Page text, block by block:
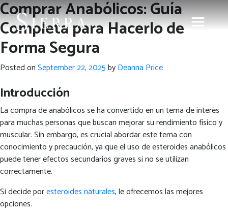
Comprar Anabólicos: Guía
Completa para Hacerlo de
Forma Segura
Posted onSeptember 22, 2025byDeanna Price
Introducción
La compra de anabólicos se ha convertido en un tema de interés
para muchas personas que buscan mejorar su rendimiento físico y
muscular. Sin embargo, es crucial abordar este tema con
conocimiento y precaución, ya que el uso de esteroides anabólicos
puede tener efectos secundarios graves si no se utilizan
correctamente.
Si decide poresteroides naturales, le ofrecemos las mejores
opciones.